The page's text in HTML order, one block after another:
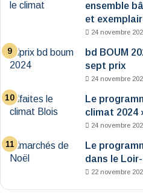
ensemble
et
24 novembre
bd BOUM
sept prix
24 novembre
Le
climat 2024
24 novembre
Le
dans le
22 novembre